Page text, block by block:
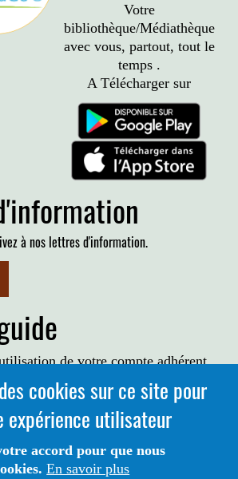
Votre
bibliothèque/Médiathèque
avec vous, partout, tout le
temps .
A Télécharger sur
à nos lettres d'information.
de votre compte adhérent
2026 - LOGIQ Systèmes. Tous
cookies sur ce site pour
expérience utilisateur
accord pour que nous
En savoir plus